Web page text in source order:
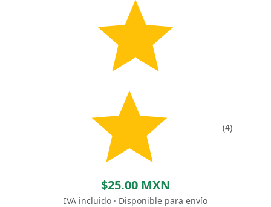
(4)
$25.00 MXN
IVA incluido · Disponible para envío